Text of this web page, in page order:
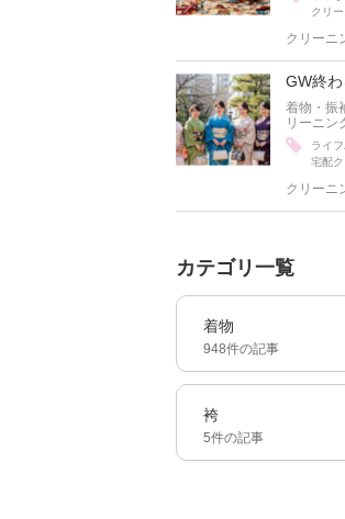
クリ
クリーニ
GW終
着物・振
リーニン
ライ
宅配
クリーニ
カテゴリ一覧
着物
948件の記事
袴
5件の記事